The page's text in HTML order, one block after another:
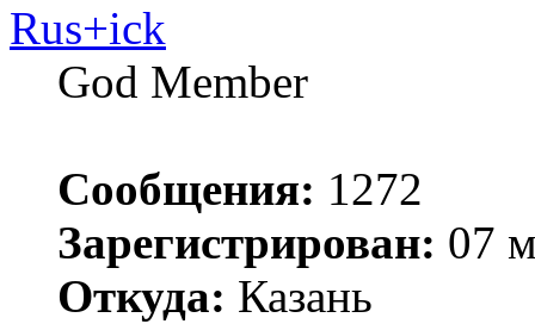
Rus+ick
God Member
Сообщения: 1272
Зарегистрирован: 07
Откуда: Казань